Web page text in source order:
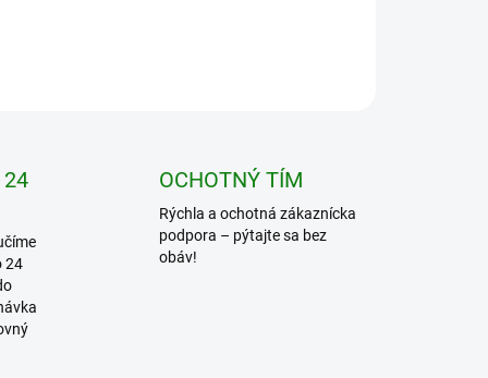
24
24
OCHOTNÝ TÍM
Rýchla a ochotná zákaznícka
podpora – pýtajte sa bez
obáv!